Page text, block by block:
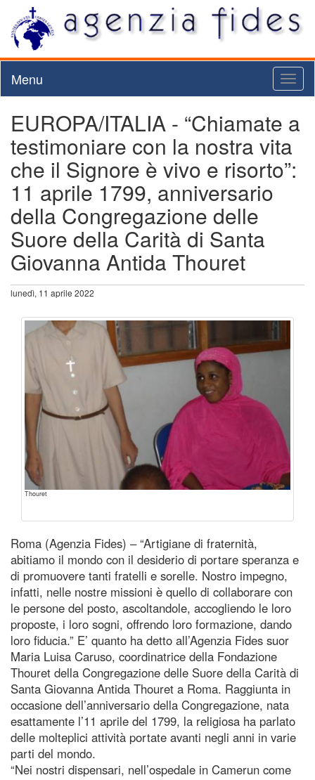
Menu
EUROPA/ITALIA - “Chiamate a
testimoniare con la nostra vita
che il Signore è vivo e risorto”:
11 aprile 1799, anniversario
della Congregazione delle
Suore della Carità di Santa
Giovanna Antida Thouret
lunedì, 11 aprile 2022
Thouret
Roma (Agenzia Fides) – “Artigiane di fraternità,
abitiamo il mondo con il desiderio di portare speranza e
di promuovere tanti fratelli e sorelle. Nostro impegno,
infatti, nelle nostre missioni è quello di collaborare con
le persone del posto, ascoltandole, accogliendo le loro
proposte, i loro sogni, offrendo loro formazione, dando
loro fiducia.” E’ quanto ha detto all’Agenzia Fides suor
Maria Luisa Caruso, coordinatrice della Fondazione
Thouret della Congregazione delle Suore della Carità di
Santa Giovanna Antida Thouret a Roma. Raggiunta in
occasione dell’anniversario della Congregazione, nata
esattamente l’11 aprile del 1799, la religiosa ha parlato
delle molteplici attività portate avanti negli anni in varie
parti del mondo.
“Nei nostri dispensari, nell’ospedale in Camerun come